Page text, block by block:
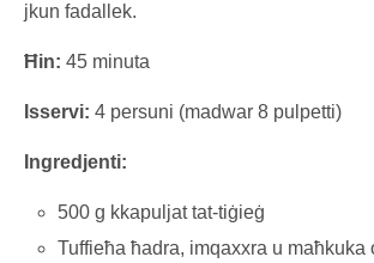
jkun fadallek.
Ħin: 45 minuta
Isservi: 4 persuni (madwar 8 pulpetti)
Ingredjenti:
500 g kkapuljat tat-tiġieġ
Tuffieħa ħadra, imqaxxra u maħkuka